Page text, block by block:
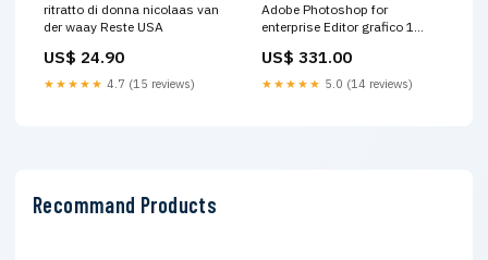
ritratto di donna nicolaas van
der waay Reste USA
US$ 24.90
★★★★★ 4.7 (15 reviews)
Adobe Photoshop for
enterprise Editor grafico 1
(PHOTOSHOP ENT VIP GOV -
NEW 1Y L1) 16000-Mbit/s
US$ 331.00
★★★★★ 5.0 (14 reviews)
Recommand Products